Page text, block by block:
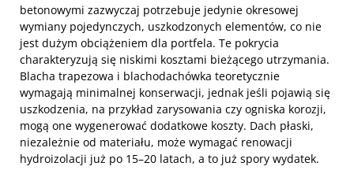
betonowymi zazwyczaj potrzebuje jedynie okresowej
wymiany pojedynczych, uszkodzonych elementów, co nie
jest dużym obciążeniem dla portfela. Te pokrycia
charakteryzują się niskimi kosztami bieżącego utrzymania.
Blacha trapezowa i blachodachówka teoretycznie
wymagają minimalnej konserwacji, jednak jeśli pojawią się
uszkodzenia, na przykład zarysowania czy ogniska korozji,
mogą one wygenerować dodatkowe koszty. Dach płaski,
niezależnie od materiału, może wymagać renowacji
hydroizolacji już po 15–20 latach, a to już spory wydatek.